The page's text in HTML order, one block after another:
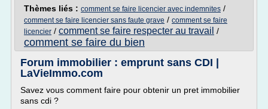
Thèmes liés : comment se faire licencier avec indemnites /
comment se faire licencier sans faute grave / comment se faire
licencier / comment se faire respecter au travail /
comment se faire du bien
Forum immobilier : emprunt sans CDI |
LaVieImmo.com
Savez vous comment faire pour obtenir un pret immobilier
sans cdi ?